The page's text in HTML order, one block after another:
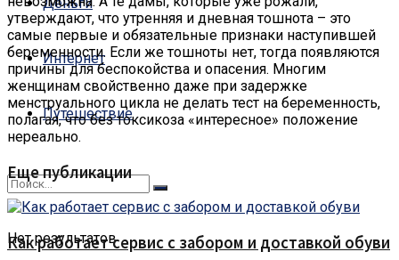
Интернет
Путешествие
Нет результатов
утверждают, что утренняя и дневная тошнота – это
самые первые и обязательные признаки наступившей
беременности. Если же тошноты нет, тогда появляются
причины для беспокойства и опасения. Многим
женщинам свойственно даже при задержке
менструального цикла не делать тест на беременность,
полагая, что без токсикоза «интересное» положение
нереально.
Еще публикации
Как работает сервис с забором и доставкой обуви